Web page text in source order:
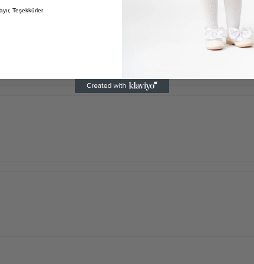
Teşekkürler